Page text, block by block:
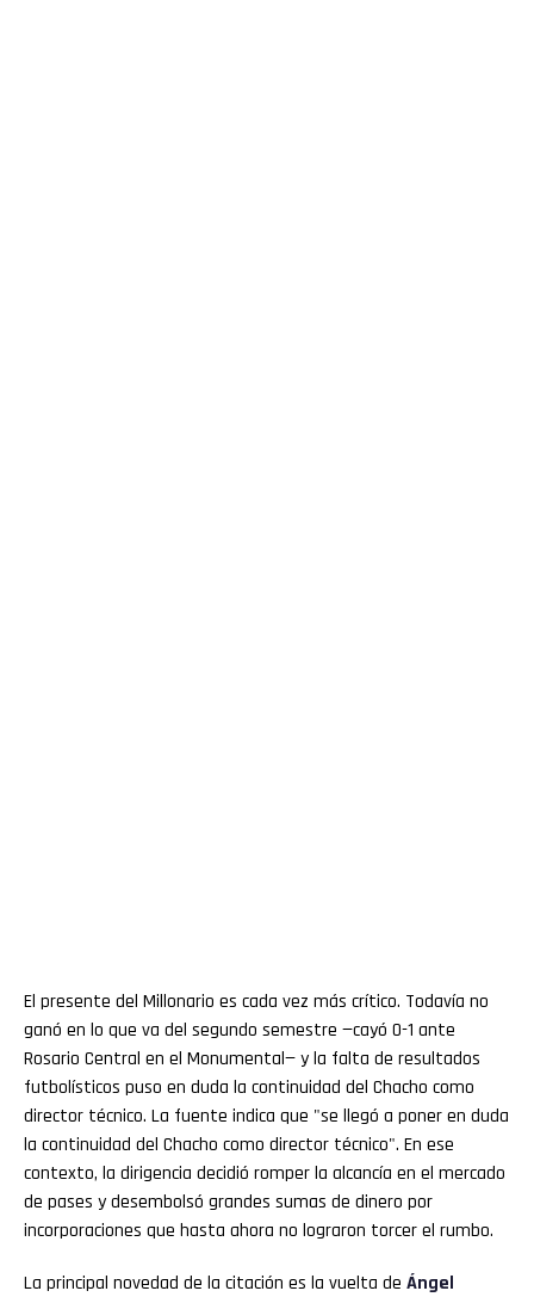
El presente del Millonario es cada vez más crítico. Todavía no
ganó en lo que va del segundo semestre —cayó 0-1 ante
Rosario Central en el Monumental— y la falta de resultados
futbolísticos puso en duda la continuidad del Chacho como
director técnico. La fuente indica que "se llegó a poner en duda
la continuidad del Chacho como director técnico". En ese
contexto, la dirigencia decidió romper la alcancía en el mercado
de pases y desembolsó grandes sumas de dinero por
incorporaciones que hasta ahora no lograron torcer el rumbo.
La principal novedad de la citación es la vuelta de Ángel